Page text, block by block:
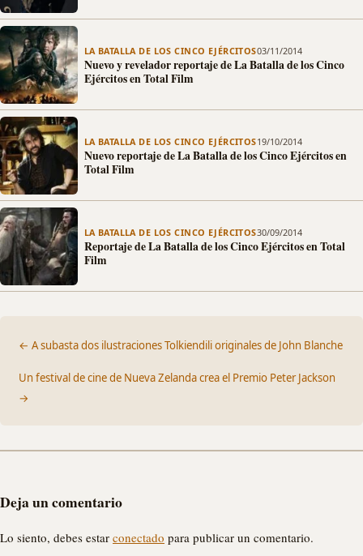
LA BATALLA DE LOS CINCO EJÉRCITOS03/11/2014
Nuevo y revelador reportaje de La Batalla de los Cinco
Ejércitos en Total Film
LA BATALLA DE LOS CINCO EJÉRCITOS19/10/2014
Nuevo reportaje de La Batalla de los Cinco Ejércitos en
Total Film
LA BATALLA DE LOS CINCO EJÉRCITOS30/09/2014
Reportaje de La Batalla de los Cinco Ejércitos en Total
Film
← A subasta dos ilustraciones Tolkiendili originales de John Blanche
Un festival de cine de Nueva Zelanda crea el Premio Peter Jackson
→
Deja un comentario
Lo siento, debes estar conectado para publicar un comentario.